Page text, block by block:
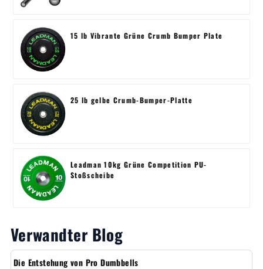
15 lb Vibrante Grüne Crumb Bumper Plate
25 lb gelbe Crumb-Bumper-Platte
Leadman 10kg Grüne Competition PU-
Stoßscheibe
Verwandter Blog
Die Entstehung von Pro Dumbbells